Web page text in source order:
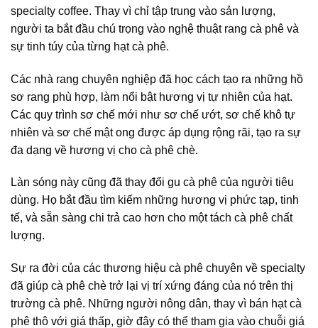
specialty coffee. Thay vì chỉ tập trung vào sản lượng,
người ta bắt đầu chú trọng vào nghệ thuật rang cà phê và
sự tinh túy của từng hạt cà phê.
Các nhà rang chuyên nghiệp đã học cách tạo ra những hồ
sơ rang phù hợp, làm nổi bật hương vị tự nhiên của hạt.
Các quy trình sơ chế mới như sơ chế ướt, sơ chế khô tự
nhiên và sơ chế mật ong được áp dụng rộng rãi, tạo ra sự
đa dạng về hương vị cho cà phê chè.
Làn sóng này cũng đã thay đổi gu cà phê của người tiêu
dùng. Họ bắt đầu tìm kiếm những hương vị phức tạp, tinh
tế, và sẵn sàng chi trả cao hơn cho một tách cà phê chất
lượng.
Sự ra đời của các thương hiệu cà phê chuyên về specialty
đã giúp cà phê chè trở lại vị trí xứng đáng của nó trên thị
trường cà phê. Những người nông dân, thay vì bán hạt cà
phê thô với giá thấp, giờ đây có thể tham gia vào chuỗi giá